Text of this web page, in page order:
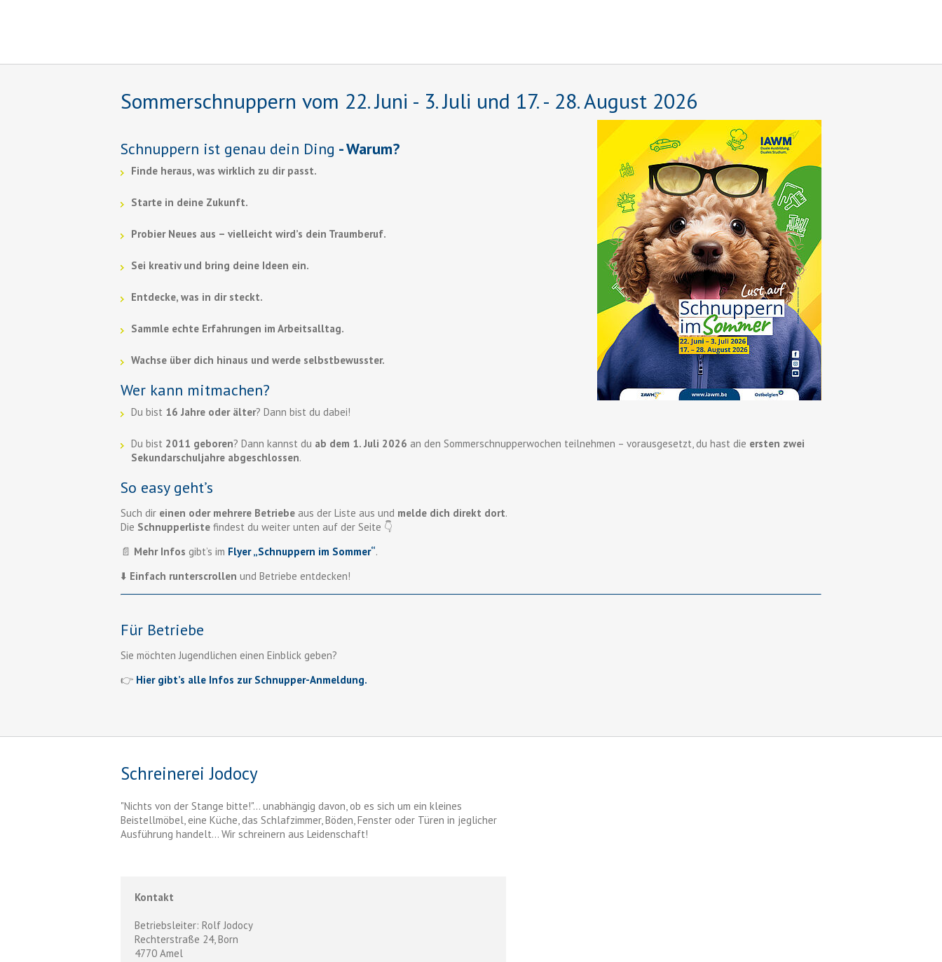
Sommerschnuppern vom 22. Juni - 3. Juli und 17. - 28. August 2026
Schnuppern ist genau dein Ding - Warum?
Finde heraus, was wirklich zu dir passt.
Starte in deine Zukunft.
Probier Neues aus – vielleicht wird’s dein Traumberuf.
Sei kreativ und bring deine Ideen ein.
Entdecke, was in dir steckt.
Sammle echte Erfahrungen im Arbeitsalltag.
Wachse über dich hinaus und werde selbstbewusster.
Wer kann mitmachen?
Du bist 16 Jahre oder älter? Dann bist du dabei!
Du bist 2011 geboren? Dann kannst du ab dem 1. Juli 2026 an den Sommerschnupperwochen teilnehmen – vorausgesetzt, du hast die ersten zwei
Sekundarschuljahre abgeschlossen.
So easy geht’s
Such dir einen oder mehrere Betriebe aus der Liste aus und melde dich direkt dort.
Die Schnupperliste findest du weiter unten auf der Seite 👇
📄 Mehr Infos gibt’s im Flyer „Schnuppern im Sommer“.
⬇️ Einfach runterscrollen und Betriebe entdecken!
Für Betriebe
Sie möchten Jugendlichen einen Einblick geben?
👉 Hier gibt’s alle Infos zur Schnupper-Anmeldung.
Schreinerei Jodocy
"Nichts von der Stange bitte!"... unabhängig davon, ob es sich um ein kleines
Beistellmöbel, eine Küche, das Schlafzimmer, Böden, Fenster oder Türen in jeglicher
Ausführung handelt... Wir schreinern aus Leidenschaft!
Kontakt
Betriebsleiter: Rolf Jodocy
Rechterstraße 24, Born
4770 Amel